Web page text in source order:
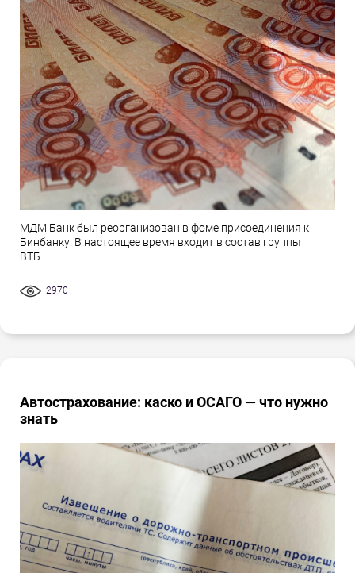
МДМ Банк был реорганизован в фоме присоединения к
Бинбанку. В настоящее время входит в состав группы
ВТБ.
2970
Автострахование: каско и ОСАГО — что нужно
знать